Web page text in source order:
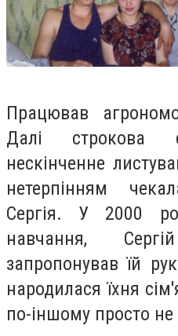
Працював
Далі строкова
нескінченне
нетерпінням
Сергія. У 2000
навчання,
запропонував їй
народилася їхня
по-іншому просто не